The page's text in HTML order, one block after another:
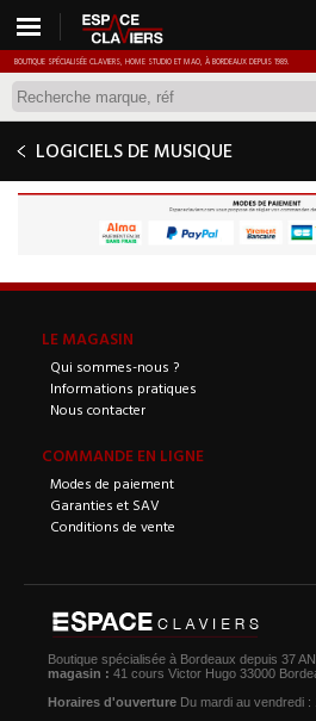
BOUTIQUE SPÉCIALISÉE CLAVIERS, HOME STUDIO ET MAO, À BORDEAUX DEPUIS 1989.
LOGICIELS DE MUSIQUE
LE MAGASIN
Qui sommes-nous ?
Informations pratiques
Nous contacter
COMMANDE EN LIGNE
Modes de paiement
Garanties et SAV
Conditions de vente
Boutique spécialisée à Bordeaux depuis 37
magasin : 41 cours Victor Hugo 33000
Horaires d'ouverture Du mardi au vendredi